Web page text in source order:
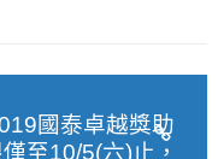
國泰卓越獎助
至10/5(六)止，